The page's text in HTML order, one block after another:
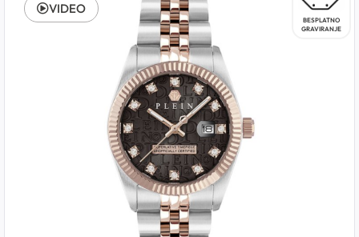
BESPLATNO
GRAVIRANJE
VIDEO